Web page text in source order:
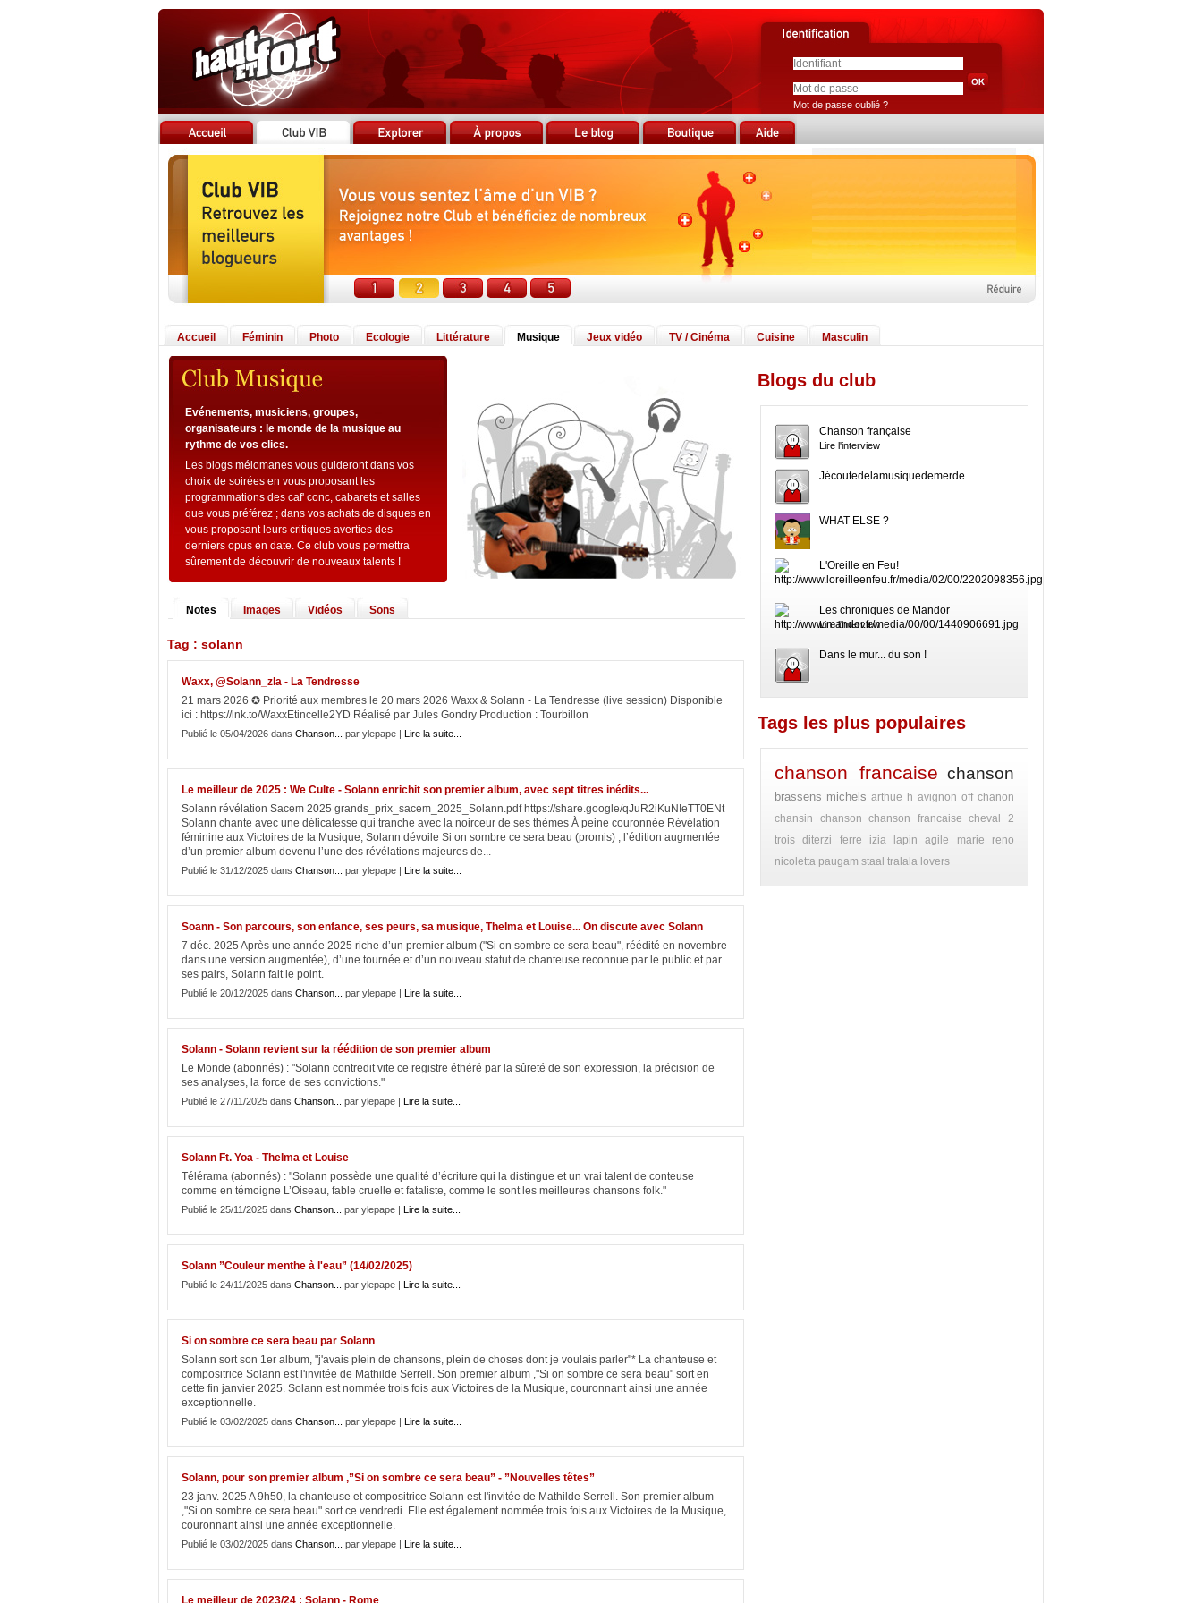
Mot de passe oublié ?
Accueil Féminin Photo Ecologie Littérature Musique Jeux vidéo TV / Cinéma Cuisine Masculin
Evénements, musiciens, groupes,
organisateurs : le monde de la musique au
rythme de vos clics.
Les blogs mélomanes vous guideront dans vos
choix de soirées en vous proposant les
programmations des caf' conc, cabarets et salles
que vous préférez ; dans vos achats de disques en
vous proposant leurs critiques averties des
derniers opus en date. Ce club vous permettra
sûrement de découvrir de nouveaux talents !
Notes Images Vidéos Sons
Tag : solann
Waxx, @Solann_zla - La Tendresse
21 mars 2026 ✪ Priorité aux membres le 20 mars 2026 Waxx & Solann - La Tendresse (live session) Disponible
ici : https://lnk.to/WaxxEtincelle2YD Réalisé par Jules Gondry Production : Tourbillon
Publié le 05/04/2026 dans Chanson... par ylepape | Lire la suite...
Le meilleur de 2025 : We Culte - Solann enrichit son premier album, avec sept titres inédits...
Solann révélation Sacem 2025 grands_prix_sacem_2025_Solann.pdf https://share.google/qJuR2iKuNIeTT0ENt
Solann chante avec une délicatesse qui tranche avec la noirceur de ses thèmes À peine couronnée Révélation
féminine aux Victoires de la Musique, Solann dévoile Si on sombre ce sera beau (promis) , l’édition augmentée
d’un premier album devenu l’une des révélations majeures de...
Publié le 31/12/2025 dans Chanson... par ylepape | Lire la suite...
Soann - Son parcours, son enfance, ses peurs, sa musique, Thelma et Louise... On discute avec Solann
7 déc. 2025 Après une année 2025 riche d’un premier album ("Si on sombre ce sera beau", réédité en novembre
dans une version augmentée), d’une tournée et d’un nouveau statut de chanteuse reconnue par le public et par
ses pairs, Solann fait le point.
Publié le 20/12/2025 dans Chanson... par ylepape | Lire la suite...
Solann - Solann revient sur la réédition de son premier album
Le Monde (abonnés) : "Solann contredit vite ce registre éthéré par la sûreté de son expression, la précision de
ses analyses, la force de ses convictions."
Publié le 27/11/2025 dans Chanson... par ylepape | Lire la suite...
Solann Ft. Yoa - Thelma et Louise
Télérama (abonnés) : "Solann possède une qualité d’écriture qui la distingue et un vrai talent de conteuse
comme en témoigne L’Oiseau, fable cruelle et fataliste, comme le sont les meilleures chansons folk."
Publié le 25/11/2025 dans Chanson... par ylepape | Lire la suite...
Solann ”Couleur menthe à l'eau” (14/02/2025)
Publié le 24/11/2025 dans Chanson... par ylepape | Lire la suite...
Si on sombre ce sera beau par Solann
Solann sort son 1er album, "j'avais plein de chansons, plein de choses dont je voulais parler"* La chanteuse et
compositrice Solann est l'invitée de Mathilde Serrell. Son premier album ,"Si on sombre ce sera beau" sort en
cette fin janvier 2025. Solann est nommée trois fois aux Victoires de la Musique, couronnant ainsi une année
exceptionnelle.
Publié le 03/02/2025 dans Chanson... par ylepape | Lire la suite...
Solann, pour son premier album ,”Si on sombre ce sera beau” - ”Nouvelles têtes”
23 janv. 2025 A 9h50, la chanteuse et compositrice Solann est l'invitée de Mathilde Serrell. Son premier album
,"Si on sombre ce sera beau" sort ce vendredi. Elle est également nommée trois fois aux Victoires de la Musique,
couronnant ainsi une année exceptionnelle.
Publié le 03/02/2025 dans Chanson... par ylepape | Lire la suite...
Le meilleur de 2023/24 : Solann - Rome
Blogs du club
Chanson française
Lire l'interview
Jécoutedelamusiquedemerde
WHAT ELSE ?
L'Oreille en Feu!
Les chroniques de Mandor
Lire l'interview
Dans le mur... du son !
Tags les plus populaires
chanson francaise chanson
brassens michels arthue h avignon off chanon
chansin
chanson chanson francaise
cheval 2
trois diterzi ferre izia lapin agile
marie reno
nicoletta paugam staal tralala lovers